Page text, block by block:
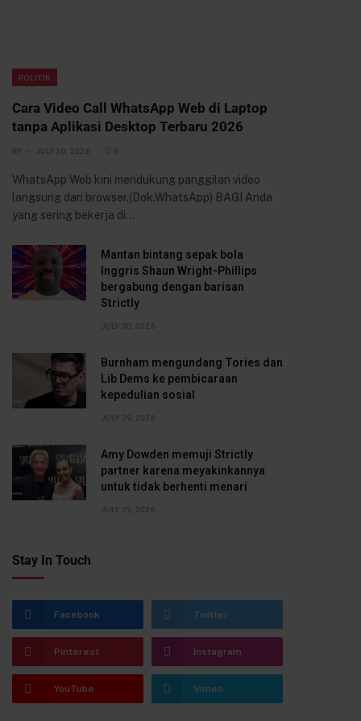
POLITIK
Cara Video Call WhatsApp Web di Laptop
tanpa Aplikasi Desktop Terbaru 2026
BY JULY 30, 2026 6
WhatsApp Web kini mendukung panggilan video
langsung dari browser.(Dok.WhatsApp) BAGI Anda
yang sering bekerja di…
Mantan bintang sepak bola
Inggris Shaun Wright-Phillips
bergabung dengan barisan
Strictly
JULY 30, 2026
Burnham mengundang Tories dan
Lib Dems ke pembicaraan
kepedulian sosial
JULY 29, 2026
Amy Dowden memuji Strictly
partner karena meyakinkannya
untuk tidak berhenti menari
JULY 29, 2026
Stay In Touch
Facebook Twitter
Pinterest Instagram
YouTube Vimeo